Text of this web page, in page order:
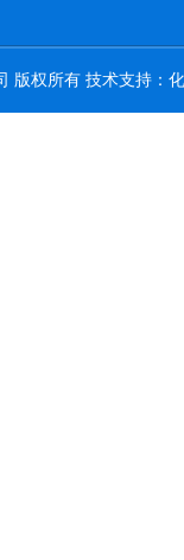
版权所有 技术支持：